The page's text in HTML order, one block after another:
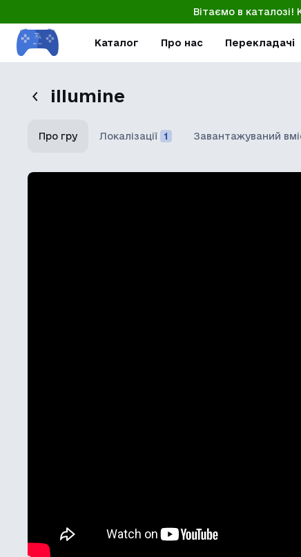
Вітаємо в
Каталог Про нас Перекладачі
illumine
Про гру Локалізації 1 Завантажуваний